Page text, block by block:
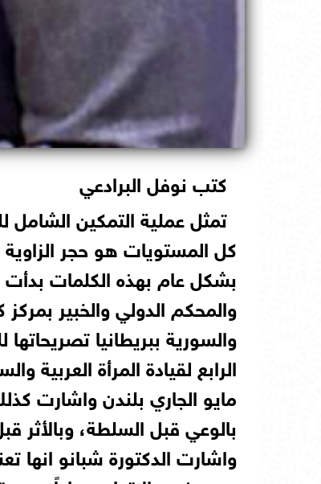
كتب نوفل البرادعي
تمثل عملية التمكين الشامل
كل المستويات هو حجر الزاوية
بشكل عام بهذه الكلمات بدأت
والمحكم الدولي والخبير
والسورية ببريطانيا
الرابع لقيادة المرأة العربية
مايو الجاري بلندن واشارت
بالوعي قبل السلطة، وبالأثر
واشارت الدكتورة شبانو انها